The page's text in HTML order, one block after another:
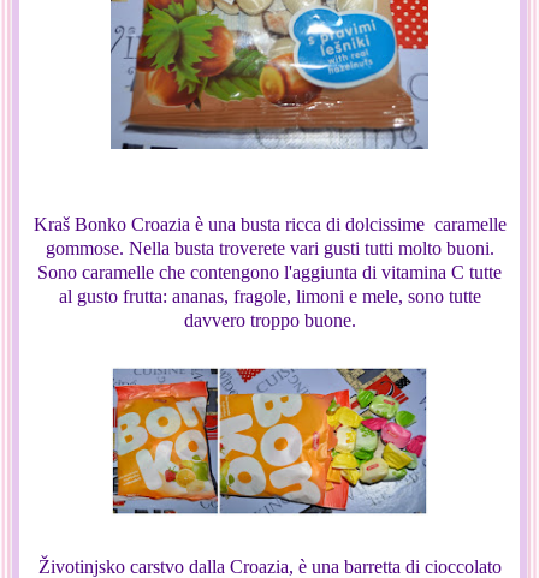
Kraš Bonko Croazia è una busta ricca di dolcissime caramelle
gommose. Nella busta troverete vari gusti tutti molto buoni.
Sono caramelle che contengono l'aggiunta di vitamina C tutte
al gusto frutta: ananas, fragole, limoni e mele, sono tutte
davvero troppo buone.
Životinjsko carstvo dalla Croazia, è una barretta di cioccolato